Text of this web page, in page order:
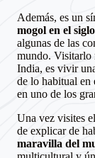
Además, es un
mogol en el
algunas de las
mundo. Visitarlo
India, es vivir
de lo habitual en
en uno de los
Una vez visites
de explicar de
maravilla del